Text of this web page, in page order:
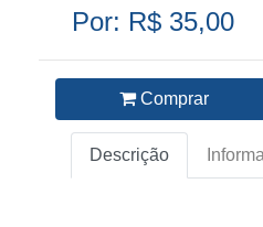
Por: R$ 35,00
Comprar
Descrição